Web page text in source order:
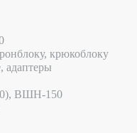
крюкоблоку
адаптеры
ВШН-150